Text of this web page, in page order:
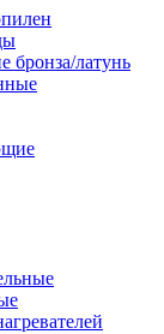
латунь